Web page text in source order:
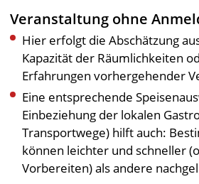
Veranstaltung ohne
Hier erfolgt die Abschätzung
Kapazität der Räumlichkeiten
Erfahrungen vorhergehender
Eine entsprechende
Einbeziehung der lokalen
Transportwege) hilft auch:
können leichter und schneller
Vorbereiten) als andere